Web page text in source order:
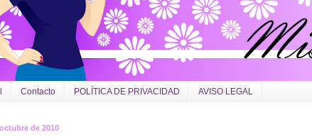
Contacto POLÍTICA DE PRIVACIDAD AVISO LEGAL
de 2010